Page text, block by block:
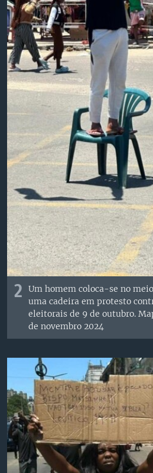
2
Um homem coloca-se no
uma cadeira em protesto
eleitorais de 9 de outubro.
de novembro 2024